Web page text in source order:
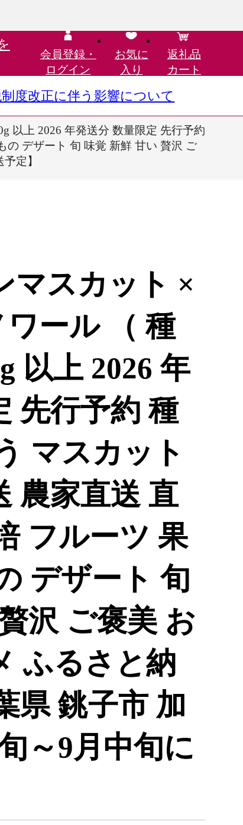
会員登録・
ログイン
お気に
入り
返礼品
カート
制度改正に伴う影響について
以上 2026 年発送分 数量限定 先行予約
の デザート 旬 味覚 新鮮 甘い 贅沢 ご
定】
マスカット ×
ール （ 種
以上 2026 年
先行予約 種
マスカット
農家直送 直
フルーツ 果
デザート 旬
沢 ご褒美 お
ふるさと納
県 銚子市 加
～9月中旬に